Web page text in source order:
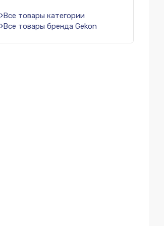
Все товары категории
Все товары бренда Gekon